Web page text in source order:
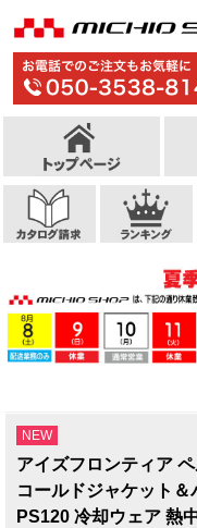
NEW
アイズフロンティア
コールドジャケット＆
PS120 冷却ウェア 熱